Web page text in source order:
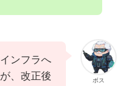
ボス
ンフラへ
、改正後